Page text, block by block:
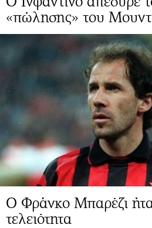
«πώλησης» του
Ο Φράνκο Μπαρέζι
τελειότητα